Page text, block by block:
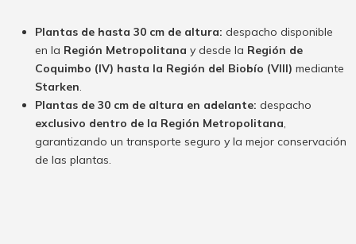
Plantas de hasta 30 cm de altura: despacho disponible
en la Región Metropolitana y desde la Región de
Coquimbo (IV) hasta la Región del Biobío (VIII) mediante
Starken.
Plantas de 30 cm de altura en adelante: despacho
exclusivo dentro de la Región Metropolitana,
garantizando un transporte seguro y la mejor conservación
de las plantas.